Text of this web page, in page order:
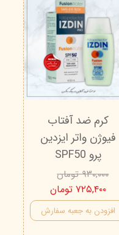
کرم ضد آفتاب
فیوژن واتر ایزدین
پرو SPF50
۹۳۰,۰۰۰ تومان
۷۲۵,۴۰۰ تومان
افزودن به جعبه سفارش